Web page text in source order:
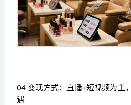
04 变现方式：直播+短视频为主
遇